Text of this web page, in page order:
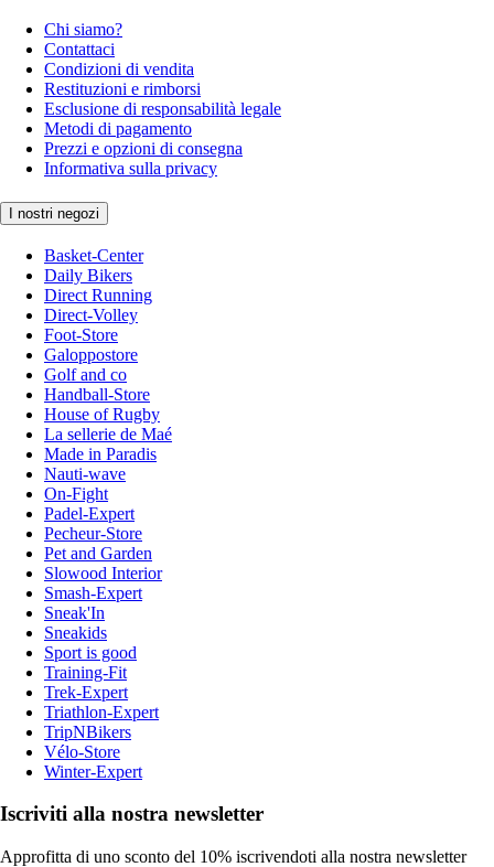
Chi siamo?
Contattaci
Condizioni di vendita
Restituzioni e rimborsi
Esclusione di responsabilità legale
Metodi di pagamento
Prezzi e opzioni di consegna
Informativa sulla privacy
I nostri negozi
Basket-Center
Daily Bikers
Direct Running
Direct-Volley
Foot-Store
Galoppostore
Golf and co
Handball-Store
House of Rugby
La sellerie de Maé
Made in Paradis
Nauti-wave
On-Fight
Padel-Expert
Pecheur-Store
Pet and Garden
Slowood Interior
Smash-Expert
Sneak'In
Sneakids
Sport is good
Training-Fit
Trek-Expert
Triathlon-Expert
TripNBikers
Vélo-Store
Winter-Expert
Iscriviti alla nostra newsletter
Approfitta di uno sconto del 10% iscrivendoti alla nostra newsletter